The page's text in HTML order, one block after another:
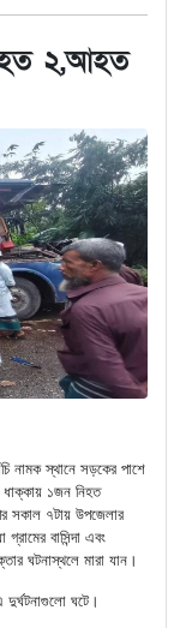
২,আহত
নামক স্থানে সড়কের পাশে
ধাক্কায় ১জন নিহত
৭টায় উপজেলার
বাসিন্দা এবং
ঘটনাস্থলে মারা যান।
ঘটে।